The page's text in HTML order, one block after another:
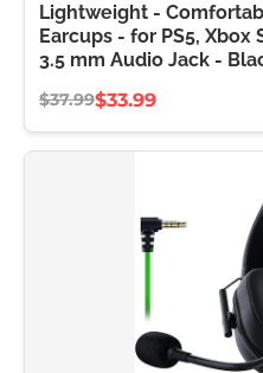
Lightweight -
Earcups - for PS5, Xbox
3.5 mm Audio Jack -
$37.99$33.99